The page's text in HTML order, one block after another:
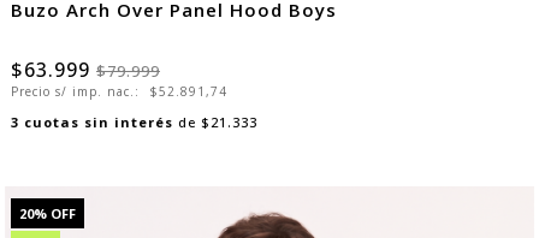
Buzo Arch Over Panel Hood Boys
$63.999 $79.999
Precio s/ imp. nac.: $52.891,74
3 cuotas sin interés de $21.333
20% OFF